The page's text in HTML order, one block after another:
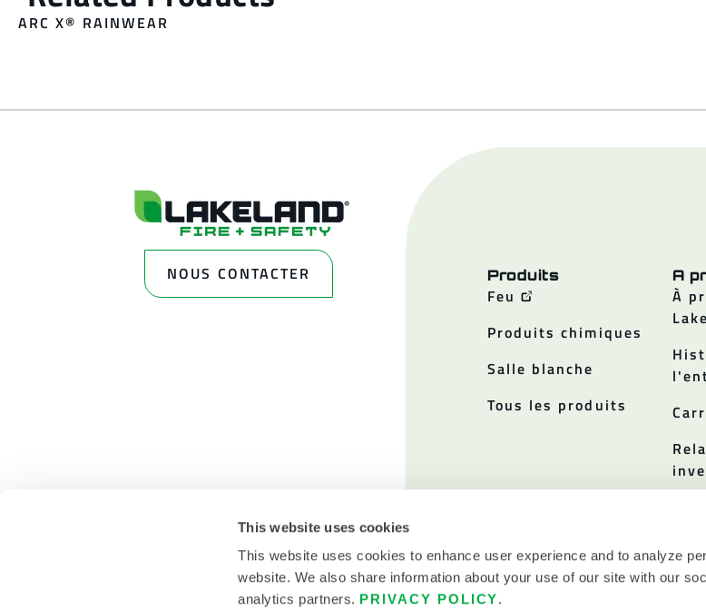
This website uses cookies
This website uses cookies to enhance user experience and to analyze
website. We also share information about your use of our site with our
analytics partners. PRIVACY POLICY.
ARC X® RAINWEAR
NOUS CONTACTER Produits
Feu
Produits chimiques
Salle blanche
Tous les produits
A
À